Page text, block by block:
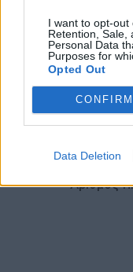
I want to opt-out
Retention, Sale,
Personal Data
Purposes for
Opted Out
CONFIRM
Data Deletion
©
Αριθμός